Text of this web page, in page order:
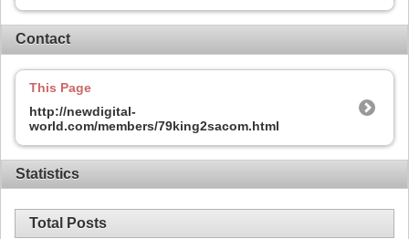
Contact
This Page
http://newdigital-
world.com/members/79king2sacom.html
Statistics
Total Posts